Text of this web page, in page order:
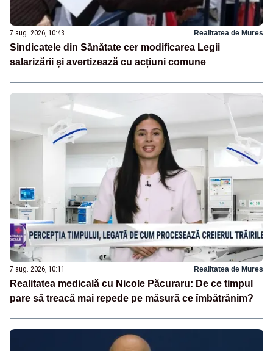
7 aug. 2026, 10:43 Realitatea de Mures
Sindicatele din Sănătate cer modificarea Legii
salarizării și avertizează cu acțiuni comune
7 aug. 2026, 10:11 Realitatea de Mures
Realitatea medicală cu Nicole Păcuraru: De ce timpul
pare să treacă mai repede pe măsură ce îmbătrânim?